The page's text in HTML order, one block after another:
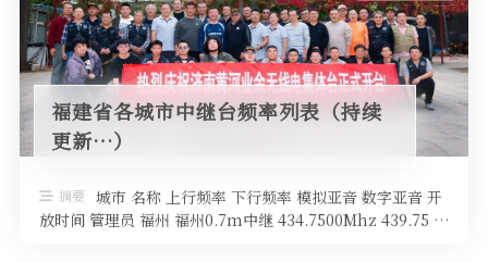
黄河新闻
行业新闻
图文教程
视频资料
HAM技巧
软件
车载类别
摩托车
编号申请
黄河直播
编号查询
福建省各城市中继台频率列表（持续
更新…）
摘要 城市 名称 上行频率 下行频率 模拟亚音 数字亚音 开
放时间 管理员 福州 福州0.7m中继 434.7500Mhz 439.75 …